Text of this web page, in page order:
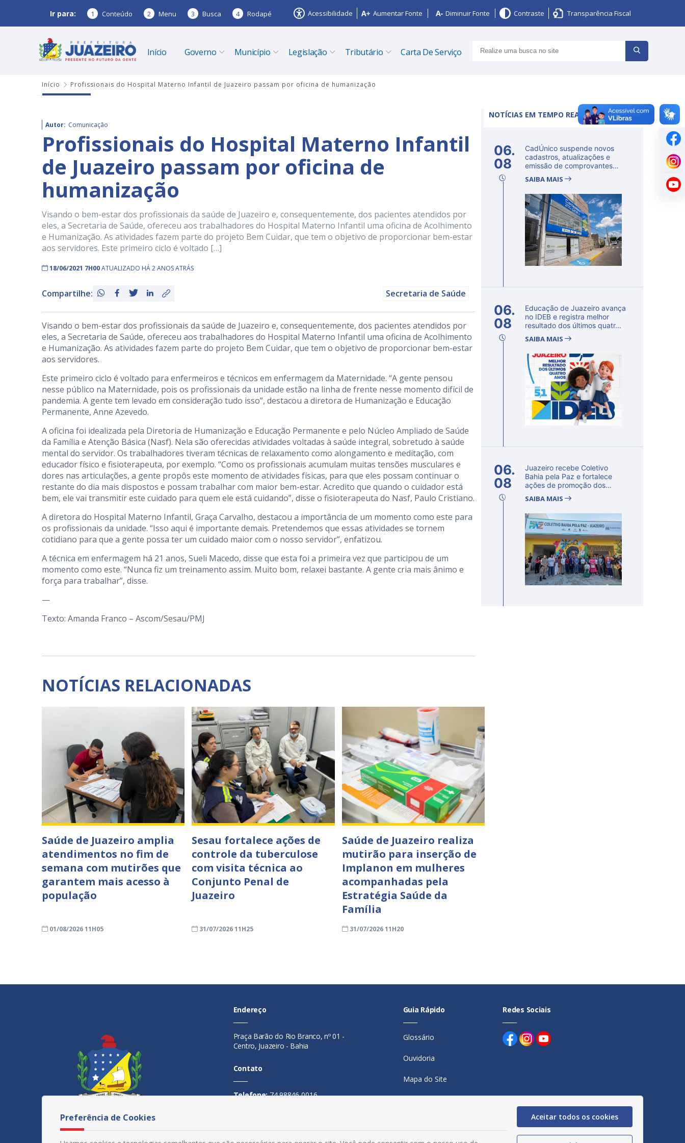
Ir para: 1 Conteúdo 2 Menu 3 Busca 4 Rodapé Acessibilidade Aumentar Fonte Diminuir Fonte Contraste Transparência Fiscal
Início Governo Município Legislação Tributário Carta De Serviço
Início Profissionais do Hospital Materno Infantil de Juazeiro passam por oficina de humanização
Autor: Comunicação
Profissionais do Hospital Materno Infantil
de Juazeiro passam por oficina de
humanização
Visando o bem-estar dos profissionais da saúde de Juazeiro e, consequentemente, dos pacientes atendidos por
eles, a Secretaria de Saúde, ofereceu aos trabalhadores do Hospital Materno Infantil uma oficina de Acolhimento
e Humanização. As atividades fazem parte do projeto Bem Cuidar, que tem o objetivo de proporcionar bem-estar
aos servidores. Este primeiro ciclo é voltado […]
18/06/2021 7H00ATUALIZADO HÁ 2 ANOS ATRÁS
Compartilhe: Secretaria de Saúde
Visando o bem-estar dos profissionais da saúde de Juazeiro e, consequentemente, dos pacientes atendidos por
eles, a Secretaria de Saúde, ofereceu aos trabalhadores do Hospital Materno Infantil uma oficina de Acolhimento
e Humanização. As atividades fazem parte do projeto Bem Cuidar, que tem o objetivo de proporcionar bem-estar
aos servidores.
Este primeiro ciclo é voltado para enfermeiros e técnicos em enfermagem da Maternidade. “A gente pensou
nesse público na Maternidade, pois os profissionais da unidade estão na linha de frente nesse momento difícil de
pandemia. A gente tem levado em consideração tudo isso”, destacou a diretora de Humanização e Educação
Permanente, Anne Azevedo.
A oficina foi idealizada pela Diretoria de Humanização e Educação Permanente e pelo Núcleo Ampliado de Saúde
da Família e Atenção Básica (Nasf). Nela são oferecidas atividades voltadas à saúde integral, sobretudo à saúde
mental do servidor. Os trabalhadores tiveram técnicas de relaxamento como alongamento e meditação, com
educador físico e fisioterapeuta, por exemplo. “Como os profissionais acumulam muitas tensões musculares e
dores nas articulações, a gente propôs este momento de atividades físicas, para que eles possam continuar o
restante do dia mais dispostos e possam trabalhar com maior bem-estar. Acredito que quando o cuidador está
bem, ele vai transmitir este cuidado para quem ele está cuidando”, disse o fisioterapeuta do Nasf, Paulo Cristiano.
A diretora do Hospital Materno Infantil, Graça Carvalho, destacou a importância de um momento como este para
os profissionais da unidade. “Isso aqui é importante demais. Pretendemos que essas atividades se tornem
cotidiano para que a gente possa ter um cuidado maior com o nosso servidor”, enfatizou.
A técnica em enfermagem há 21 anos, Sueli Macedo, disse que esta foi a primeira vez que participou de um
momento como este. “Nunca fiz um treinamento assim. Muito bom, relaxei bastante. A gente cria mais ânimo e
força para trabalhar”, disse.
—
Texto: Amanda Franco – Ascom/Sesau/PMJ
NOTÍCIAS RELACIONADAS
Saúde de Juazeiro amplia
atendimentos no fim de
semana com mutirões que
garantem mais acesso à
população
01/08/2026 11H05
Sesau fortalece ações de
controle da tuberculose
com visita técnica ao
Conjunto Penal de
Juazeiro
31/07/2026 11H25
Saúde de Juazeiro realiza
mutirão para inserção de
Implanon em mulheres
acompanhadas pela
Estratégia Saúde da
Família
31/07/2026 11H20
NOTÍCIAS EM TEMPO REAL
06.
08
CadÚnico suspende novos
cadastros, atualizações e
emissão de comprovantes
SAIBA MAIS
06.
08
Educação de Juazeiro avança
no IDEB e registra melhor
resultado dos últimos quatr...
SAIBA MAIS
06.
08
Juazeiro recebe Coletivo
Bahia pela Paz e fortalece
ações de promoção dos
SAIBA MAIS
Endereço
Praça Barão do Rio Branco, nº 01 -
Centro, Juazeiro - Bahia
Contato
Telefone:74 98846-0016
Guia Rápido
Glossário
Ouvidoria
Mapa do Site
Redes Sociais
Preferência de Cookies Aceitar todos os cookies